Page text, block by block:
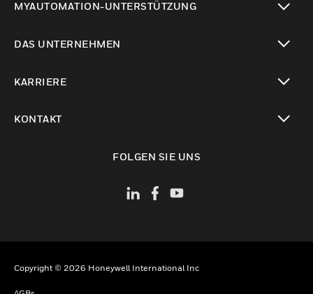
MYAUTOMATION-UNTERSTÜTZUNG
DAS UNTERNEHMEN
KARRIERE
KONTAKT
FOLGEN SIE UNS
Copyright © 2026 Honeywell International Inc